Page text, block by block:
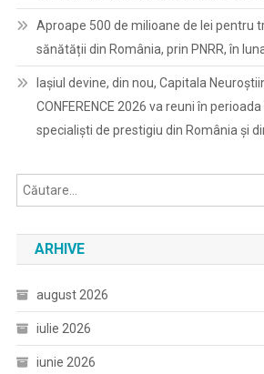
Aproape 500 de milioane de lei pentru
sănătății din România, prin PNRR, în
Iașiul devine, din nou, Capitala
CONFERENCE 2026 va reuni în
specialiști de prestigiu din România și
ARHIVE
august 2026
iulie 2026
iunie 2026